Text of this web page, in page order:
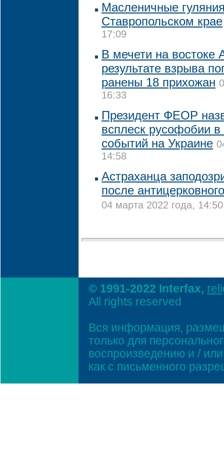
Масленичные
Ставропольском крае
17:09
В мечети на востоке
результате взрыва
ранены 18 прихожан
16:33
Президент ФЕОР
всплеск русофобии
событий на Украине
14:58
Астраханца
после
04 марта 2022 года, 14:50
© 1991-2022 Interfax,
All rights reserved
Вся информация,
только для
воспроизведению и /
как с письменного